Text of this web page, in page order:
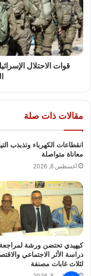
قوات الاحتلال
مقالات ذات صلة
انقطاعات الكهرباء وتذبذب
معاناة متواصلة
أغسطس 8, 2026
كيهيدي تحتضن ورشة لمراجعة
دراسة الأثر الاجتماعي
لثلاث غابات مصنفة